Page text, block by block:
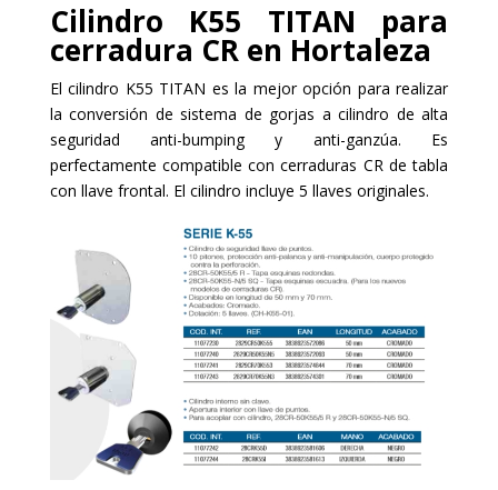
Cilindro K55 TITAN para
cerradura CR en Hortaleza
El cilindro K55 TITAN es la mejor opción para realizar
la conversión de sistema de gorjas a cilindro de alta
seguridad anti-bumping y anti-ganzúa. Es
perfectamente compatible con cerraduras CR de tabla
con llave frontal. El cilindro incluye 5 llaves originales.